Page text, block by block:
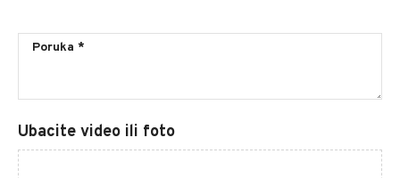
Ubacite video ili foto